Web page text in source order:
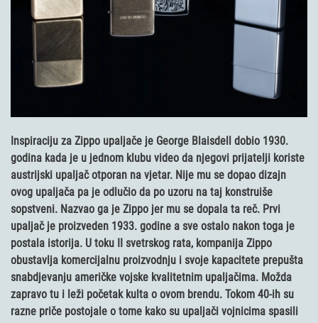
Inspiraciju za Zippo upaljače je George Blaisdell dobio 1930.
godina kada je u jednom klubu video da njegovi prijatelji koriste
austrijski upaljač otporan na vjetar. Nije mu se dopao dizajn
ovog upaljača pa je odlučio da po uzoru na taj konstruiše
sopstveni. Nazvao ga je Zippo jer mu se dopala ta reč. Prvi
upaljač je proizveden 1933. godine a sve ostalo nakon toga je
postala istorija. U toku II svetrskog rata, kompanija Zippo
obustavlja komercijalnu proizvodnju i svoje kapacitete prepušta
snabdjevanju američke vojske kvalitetnim upaljačima. Možda
zapravo tu i leži početak kulta o ovom brendu. Tokom 40-ih su
razne priče postojale o tome kako su upaljači vojnicima spasili